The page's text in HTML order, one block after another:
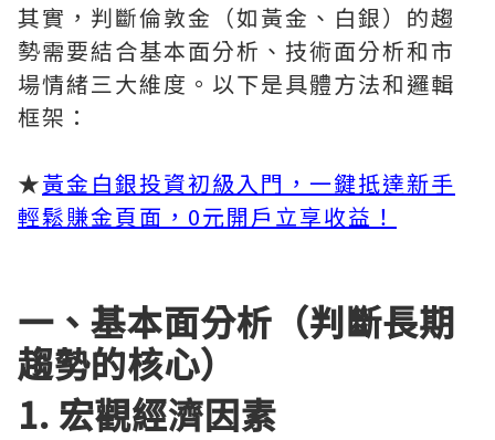
其實，判斷倫敦金（如黃金、白銀）的趨
勢需要結合基本面分析、技術面分析和市
場情緒三大維度。以下是具體方法和邏輯
框架：
★黃金白銀投資初級入門，一鍵抵達新手
輕鬆賺金頁面，0元開戶立享收益！
一、基本面分析（判斷長期
趨勢的核心）
1. 宏觀經濟因素